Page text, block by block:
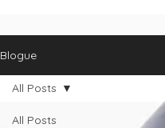
Blogue
All Posts
All Posts